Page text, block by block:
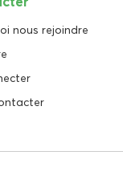
nous rejoindre